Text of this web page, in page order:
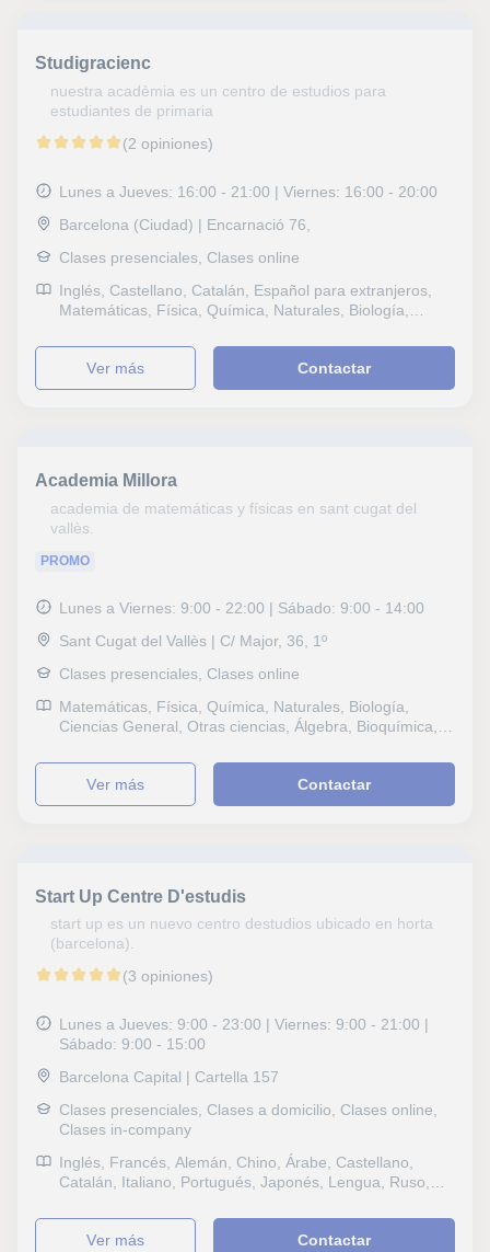
Studigracienc
nuestra acadèmia es un centro de estudios para
estudiantes de primaria
(2 opiniones)
Lunes a Jueves: 16:00 - 21:00 | Viernes: 16:00 - 20:00
Barcelona (Ciudad) | Encarnació 76,
Clases presenciales, Clases online
Inglés, Castellano, Catalán, Español para extranjeros,
Matemáticas, Física, Química, Naturales, Biología,
Álgebra, Sociales, Historia, Filosofía, Lengua Castellana
y Literatura, Escritura, Lectura, Lengua catalana y
literatura, Tecnología, Programación, Historia del Arte,
Manualidades, Geografía, Matemáticas aplicadas,
Técnicas de estudio, Problemas de aprendizaje,
Nóminas y contratos, Matemáticas y Dirección
ver más Contactar
Academia Millora
academia de matemáticas y físicas en sant cugat del
vallès.
PROMO
Lunes a Viernes: 9:00 - 22:00 | Sábado: 9:00 - 14:00
Sant Cugat del Vallès | C/ Major, 36, 1º
Clases presenciales, Clases online
Matemáticas, Física, Química, Naturales, Biología,
Ciencias General, Otras ciencias, Álgebra, Bioquímica,
Castellana y Literatura, Lengua catalana y literatura,
Dibujo técnico, Selectividad, Otros examenes, Pruebas
de acceso, Graduado en ESO (para adultos), Graduado
ver más Contactar
Start Up Centre D'estudis
start up es un nuevo centro destudios ubicado en horta
(barcelona).
(3 opiniones)
Lunes a Jueves: 9:00 - 23:00 | Viernes: 9:00 - 21:00 |
Sábado: 9:00 - 15:00
Barcelona Capital | Cartella 157
Clases presenciales, Clases a domicilio, Clases online,
Clases in-company
Inglés, Francés, Alemán, Chino, Árabe, Castellano,
Catalán, Italiano, Portugués, Japonés, Lengua, Ruso,
Lengua catalana y literatura, ESO, Bachillerato, Primaria,
Universidad, Ciclos Formativos
ver más Contactar